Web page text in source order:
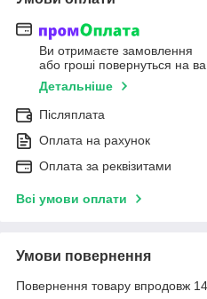
Ви отримаєте замовлення
або гроші повернуться на
Детальніше
Післяплата
Оплата на рахунок
Оплата за реквізитами
Всі умови оплати
Умови повернення
Повернення товару впродовж